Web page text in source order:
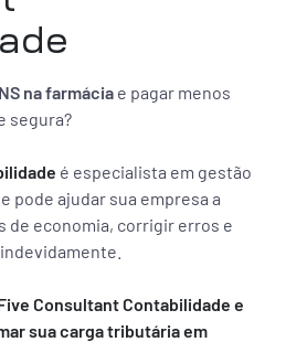
na farmácia e pagar menos
segura?
é especialista em gestão
pode ajudar sua empresa a
economia, corrigir erros e
Consultant Contabilidade e
sua carga tributária em